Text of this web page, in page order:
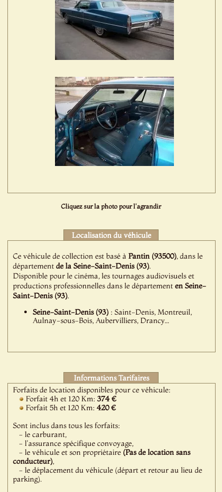
Cliquez sur la photo pour l'agrandir
Localisation du véhicule
Ce véhicule de collection est basé àPantin (93500), dans le
départementde la Seine-Saint-Denis (93).
Disponible pour le cinéma, les tournages audiovisuels et
productions professionnelles dans le départementen Seine-
Saint-Denis (93).
Seine-Saint-Denis (93) : Saint-Denis, Montreuil,
Aulnay-sous-Bois, Aubervilliers, Drancy...
Informations Tarifaires
Forfaits de location disponibles pour ce véhicule:
Forfait 4h et 120 Km:374 €
Forfait 5h et 120 Km:420 €
Sont inclus dans tous les forfaits:
- le carburant,
- l'assurance spécifique convoyage,
- le véhicule et son propriétaire (Pas de location sans
conducteur),
- le déplacement du véhicule (départ et retour au lieu de
parking).